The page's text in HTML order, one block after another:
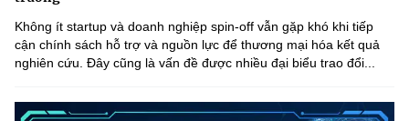
Không ít startup và doanh nghiệp spin-off vẫn gặp khó khi tiếp
cận chính sách hỗ trợ và nguồn lực để thương mại hóa kết quả
nghiên cứu. Đây cũng là vấn đề được nhiều đại biểu trao đổi...